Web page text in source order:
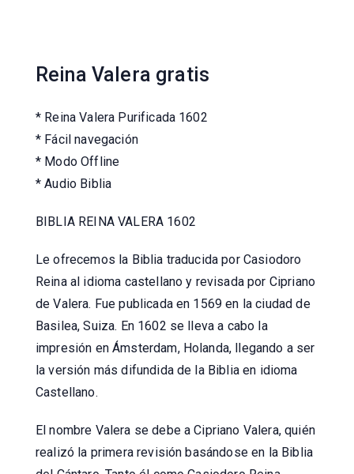
Reina Valera gratis
* Reina Valera Purificada 1602
* Fácil navegación
* Modo Offline
* Audio Biblia
BIBLIA REINA VALERA 1602
Le ofrecemos la Biblia traducida por Casiodoro
Reina al idioma castellano y revisada por Cipriano
de Valera. Fue publicada en 1569 en la ciudad de
Basilea, Suiza. En 1602 se lleva a cabo la
impresión en Ámsterdam, Holanda, llegando a ser
la versión más difundida de la Biblia en idioma
Castellano.
El nombre Valera se debe a Cipriano Valera, quién
realizó la primera revisión basándose en la Biblia